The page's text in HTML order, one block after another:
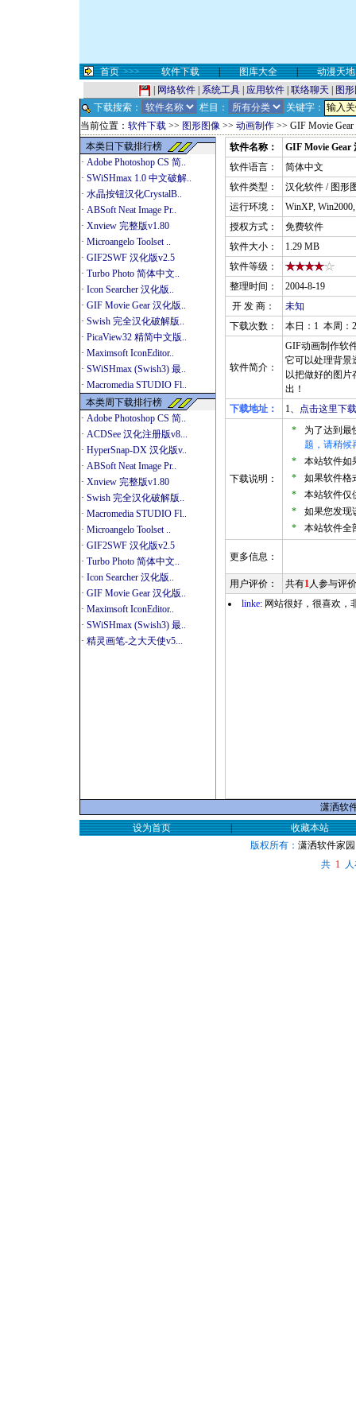
首页 >>> 软件下载 | 图库大全 |
动漫天地
网络软件 系统工具 应用软件 联络聊天
图
下载搜索：
栏目：
关键字：
当前位置： 软件下载 >> 图形图像 >> 动画制作 >> GIF Movie
本类日下载排行榜
· Adobe Photoshop CS 简..
· SWiSHmax 1.0 中文破解..
· 水晶按钮汉化CrystalB..
· ABSoft Neat Image Pr..
· Xnview 完整版v1.80
· Microangelo Toolset ..
· GIF2SWF 汉化版v2.5
· Turbo Photo 简体中文..
· Icon Searcher 汉化版..
· GIF Movie Gear 汉化版..
· Swish 完全汉化破解版..
· PicaView32 精简中文版..
· Maximsoft IconEditor..
· SWiSHmax (Swish3) 最..
· Macromedia STUDIO Fl..
本类周下载排行榜
· Adobe Photoshop CS 简..
· ACDSee 汉化注册版v8...
· HyperSnap-DX 汉化版v..
· ABSoft Neat Image Pr..
· Xnview 完整版v1.80
· Swish 完全汉化破解版..
· Macromedia STUDIO Fl..
· Microangelo Toolset ..
· GIF2SWF 汉化版v2.5
· Turbo Photo 简体中文..
· Icon Searcher 汉化版..
· GIF Movie Gear 汉化版..
· Maximsoft IconEditor..
· SWiSHmax (Swish3) 最..
· 精灵画笔-之大天使v5...
软件名称：
GIF Movie Gear
软件语言：
简体中文
软件类型：
汉化软件 / 图形
运行环境：
WinXP,
授权方式：
免费软件
软件大小：
1.29 MB
软件等级：
整理时间：
2004-8-19
开 发 商：
未知
下载次数：
本日：1 本周：
软件简介：
GIF动画制作软
它可以处理背景
以把做好的图片
出！
下载地址：
1、 点击这里下
下载说明：
*
为了达到最
题，请稍候
*
本站软件如
*
如果软件格
*
本站软件仅
*
如果您发现
*
本站软件全
更多信息：
用户评价： 共有1人参与评
linke: 网站很好，很喜欢，
潇洒软
设为首页
|
收藏本站
版权所有： 潇洒软件家园
共